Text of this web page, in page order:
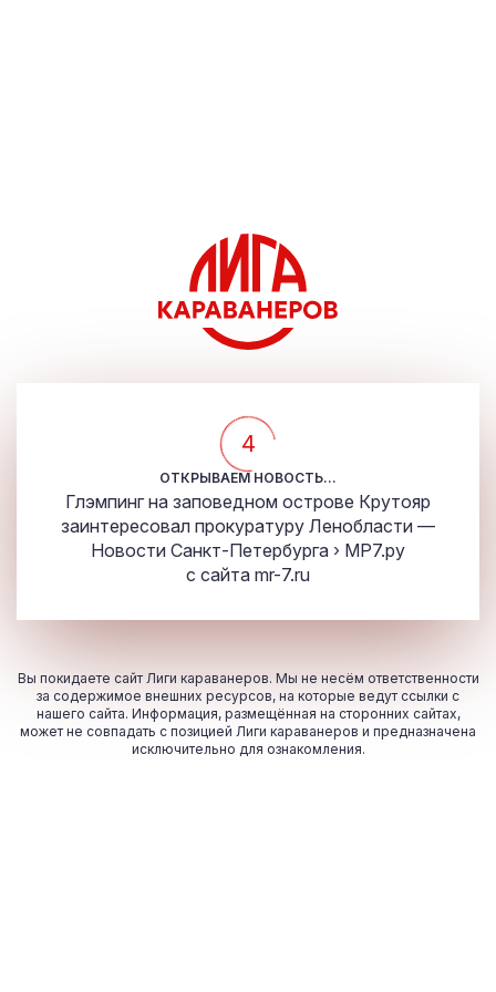
4
ОТКРЫВАЕМ НОВОСТЬ...
Глэмпинг на заповедном острове Крутояр
заинтересовал прокуратуру Ленобласти —
Новости Санкт-Петербурга › МР7.ру
с сайта mr-7.ru
Вы покидаете сайт Лиги караванеров. Мы не несём ответственности
за содержимое внешних ресурсов, на которые ведут ссылки с
нашего сайта. Информация, размещённая на сторонних сайтах,
может не совпадать с позицией Лиги караванеров и предназначена
исключительно для ознакомления.